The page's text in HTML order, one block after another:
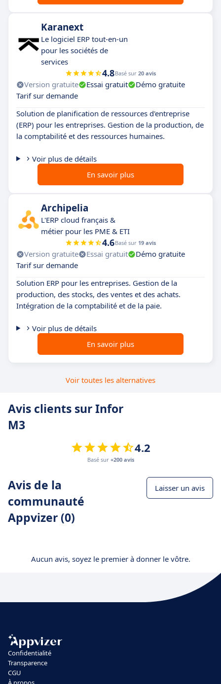
Karanext
Le logiciel ERP tout-en-un
pour les sociétés de
services
4.8Basé sur 20 avis
Version gratuite Essai gratuit
Démo gratuite
Tarif sur demande
Solution de planification de ressources d'entreprise
(ERP) pour les entreprises. Gestion de la production, de
la comptabilité et des ressources humaines.
Voir plus de détails
En savoir plus
Archipelia
L'ERP cloud français &
métier pour les PME & ETI
4.6Basé sur 19 avis
Version gratuite Essai gratuit
Démo gratuite
Tarif sur demande
Solution ERP pour les entreprises. Gestion de la
production, des stocks, des ventes et des achats.
Intégration de la comptabilité et de la paie.
Voir plus de détails
En savoir plus
Voir toutes les alternatives
Avis clients sur Infor
M3
4.2
Basé sur +200 avis
Avis de la
communauté
Appvizer (0)
Laisser un avis
Aucun avis, soyez le premier à donner le vôtre.
Confidentialité
Transparence
CGU